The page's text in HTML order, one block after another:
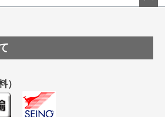
型紙が透明の商品はありますか
ルのロールタイプはありますか？
の包装紙に適した紙はありますか？
ップ
）